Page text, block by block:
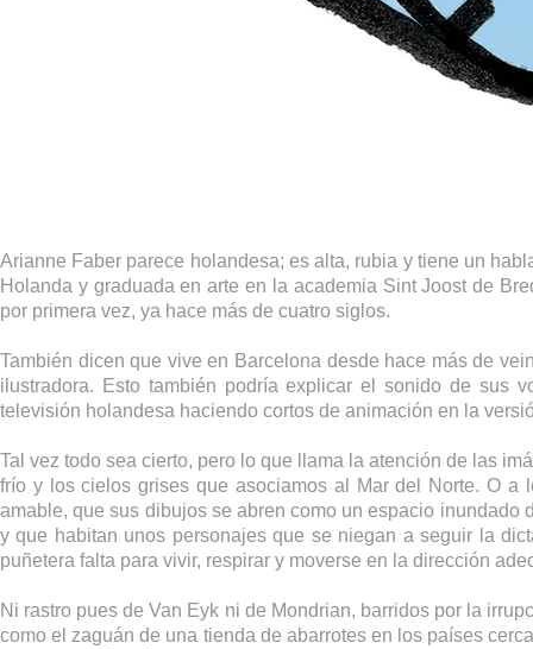
Arianne Faber parece holandesa; es alta, rubia y tiene un
Holanda y graduada en arte en la academia Sint Joost de
por primera vez, ya hace más de cuatro siglos.
También dicen que vive en Barcelona desde hace más de
ilustradora. Esto también podría explicar el sonido de sus
televisión holandesa haciendo cortos de animación en la
Tal vez todo sea cierto, pero lo que llama la atención de las
frío y los cielos grises que asociamos al Mar del Norte. O
amable, que sus dibujos se abren como un espacio
y que habitan unos personajes que se niegan a seguir la
puñetera falta para vivir, respirar y moverse en la dirección
Ni rastro pues de Van Eyk ni de Mondrian, barridos por la
como el zaguán de una tienda de abarrotes en los países